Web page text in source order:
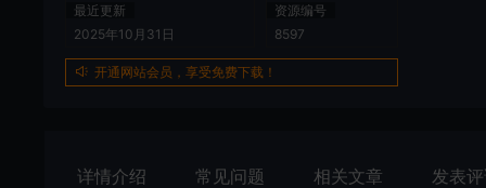
最近更新
2025年10月31日
资源编号
8597
开通网站会员，享受免费下载！
详情介绍 常见问题 相关文章 发表